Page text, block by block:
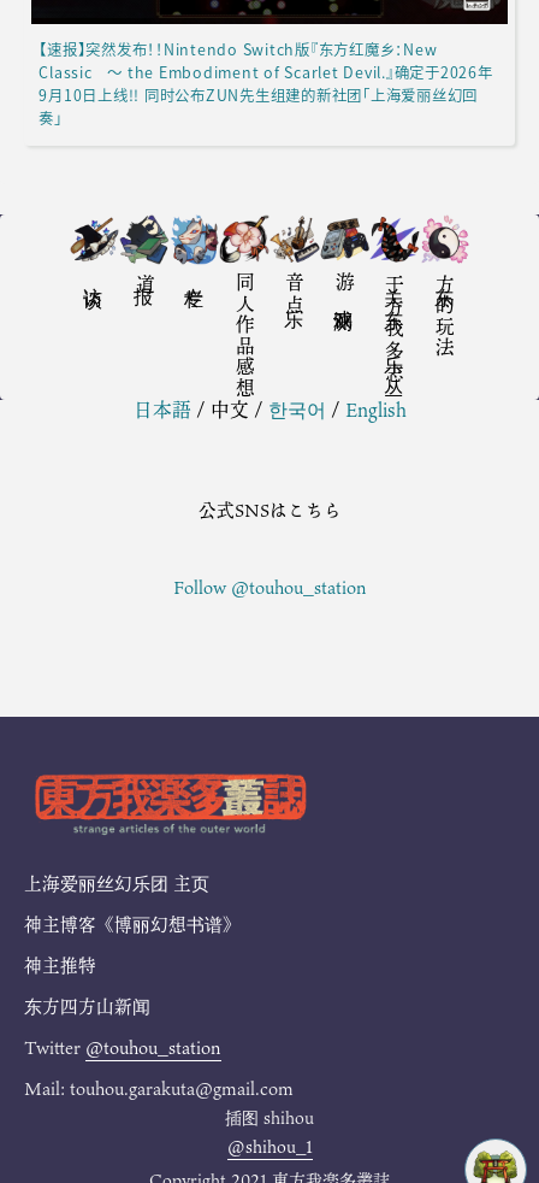
【速报】突然发布！！Nintendo Switch版『东方红魔乡：New
Classic ～ the Embodiment of Scarlet Devil.』确定于2026年
9月10日上线!! 同时公布ZUN先生组建的新社团「上海爱丽丝幻回
奏」
报道 同人作品感想 音乐点 游戏评测 关于东方我乐多丛志 东方的玩法
日本語 / 中文 / 한국어 / English
公式SNSはこちら
Follow @touhou_station
上海爱丽丝幻乐团 主页
神主博客《博丽幻想书谱》
神主推特
东方四方山新闻
Twitter @touhou_station
Mail: touhou.garakuta@gmail.com
插图 shihou
@shihou_1